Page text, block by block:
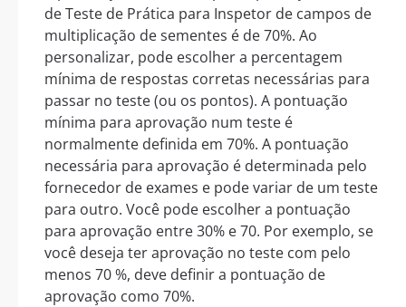
de Teste de Prática para Inspetor de campos de
multiplicação de sementes é de 70%. Ao
personalizar, pode escolher a percentagem
mínima de respostas corretas necessárias para
passar no teste (ou os pontos). A pontuação
mínima para aprovação num teste é
normalmente definida em 70%. A pontuação
necessária para aprovação é determinada pelo
fornecedor de exames e pode variar de um teste
para outro. Você pode escolher a pontuação
para aprovação entre 30% e 70. Por exemplo, se
você deseja ter aprovação no teste com pelo
menos 70 %, deve definir a pontuação de
aprovação como 70%.